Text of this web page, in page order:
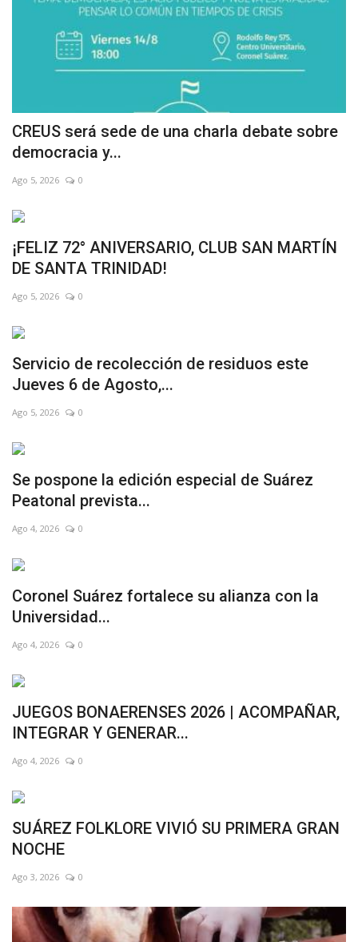
CREUS será sede de una charla debate sobre
democracia y...
Ago 5, 2026 0
¡FELIZ 72° ANIVERSARIO, CLUB SAN MARTÍN
DE SANTA TRINIDAD!
Ago 5, 2026 0
Servicio de recolección de residuos este
Jueves 6 de Agosto,...
Ago 5, 2026 0
Se pospone la edición especial de Suárez
Peatonal prevista...
Ago 4, 2026 0
Coronel Suárez fortalece su alianza con la
Universidad...
Ago 4, 2026 0
JUEGOS BONAERENSES 2026 | ACOMPAÑAR,
INTEGRAR Y GENERAR...
Ago 4, 2026 0
SUÁREZ FOLKLORE VIVIÓ SU PRIMERA GRAN
NOCHE
Ago 3, 2026 0